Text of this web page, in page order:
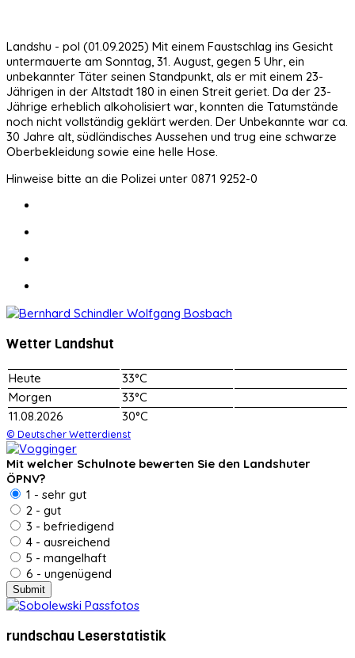
Landshu - pol (01.09.2025) Mit einem Faustschlag ins Gesicht
untermauerte am Sonntag, 31. August, gegen 5 Uhr, ein
unbekannter Täter seinen Standpunkt, als er mit einem 23-
Jährigen in der Altstadt 180 in einen Streit geriet. Da der 23-
Jährige erheblich alkoholisiert war, konnten die Tatumstände
noch nicht vollständig geklärt werden. Der Unbekannte war ca.
30 Jahre alt, südländisches Aussehen und trug eine schwarze
Oberbekleidung sowie eine helle Hose.
Hinweise bitte an die Polizei unter 0871 9252-0
Wetter Landshut
Heute
33°C
Morgen
33°C
11.08.2026
30°C
© Deutscher Wetterdienst
Mit welcher Schulnote bewerten Sie den Landshuter
ÖPNV?
1 - sehr gut
2 - gut
3 - befriedigend
4 - ausreichend
5 - mangelhaft
6 - ungenügend
rundschau Leserstatistik